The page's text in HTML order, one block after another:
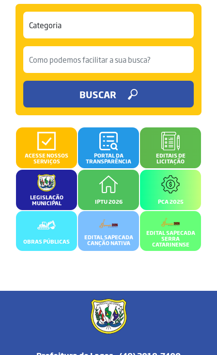
BUSCAR
ACESSE NOSSOS
SERVIÇOS
PORTAL DA
TRANSPARÊNCIA
EDITAIS DE
LICITAÇÃO
LEGISLAÇÃO
MUNICIPAL IPTU 2026 PCA 2025
OBRAS PÚBLICAS
EDITAL SAPECADA
CANÇÃO NATIVA
EDITAL SAPECADA
SERRA
CATARINENSE